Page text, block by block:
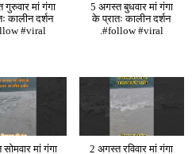
मां गंगा
कालीन दर्शन
#viral
5 अगस्त बुधवार मां गंगा
के प्रातः कालीन दर्शन
.#follow #viral
मां गंगा 2 अगस्त रविवार मां गंगा